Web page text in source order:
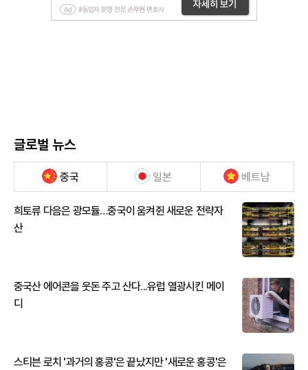
글로벌 뉴스
중국 일본 베트남
희토류 다음은 광모듈…중국이 움켜쥔 새로운 전략자
산
중국산 에어콘을 웃돈 주고 산다...유럽 열광시킨 메이
디
스티븐 로치 '과거의 홍콩'은 끝났지만 '새로운 홍콩'은